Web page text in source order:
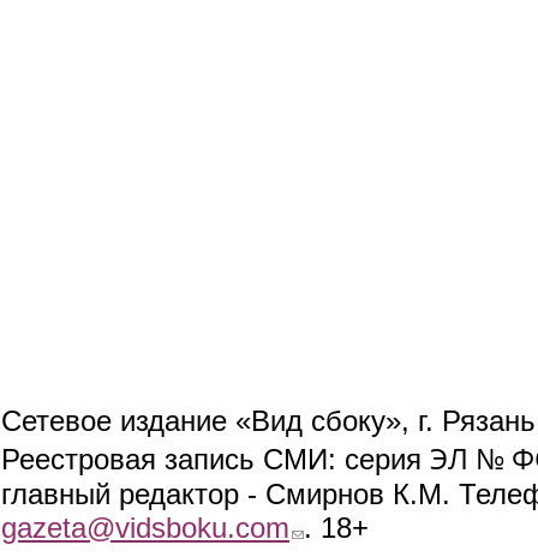
Сетевое издание «Вид сбоку», г.
Реестровая запись СМИ: серия ЭЛ №
главный редактор - Смирнов К.М.
gazeta@vidsboku.com (link sends e-mail)
. 18+